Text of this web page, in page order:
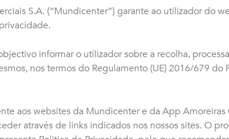
S.A. (“Mundicenter”) garante ao utilizador do
informar o utilizador sobre a recolha,
nos termos do Regulamento (UE) 2016/679
aos websites da Mundicenter e da App
através de links indicados nos nossos sites. O